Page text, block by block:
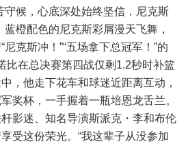
守候，心底深处始终坚信，尼克斯
橙配色的尼克斯彩屑漫天飞舞，
克斯冲！”“五场拿下总冠军！”的
比在总决赛第四战仅剩1.2秒时补篮
，他走下花车和球迷近距离互动，
奖杯，一手握着一瓶培恩龙舌兰。
影迷、知名导演斯派克・李和布伦
受这份荣光。“我这辈子从没参加